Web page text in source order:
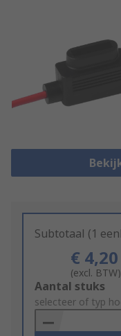
Subtotaal (1
€ 4,20
(excl. BTW)
Add
to
Basket
Aantal stuks
selecteer of typ